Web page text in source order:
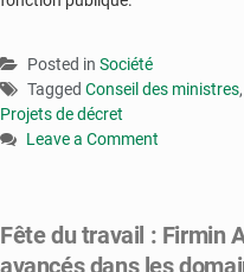
Posted in Société
Tagged Conseil des ministres,
Projets de décret
Leave a Comment
publique
:
Fête du travail : Firmin